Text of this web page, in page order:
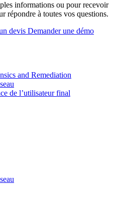
informations ou pour recevoir
répondre à toutes vos questions.
devis Demander une démo
and Remediation
de l’utilisateur final